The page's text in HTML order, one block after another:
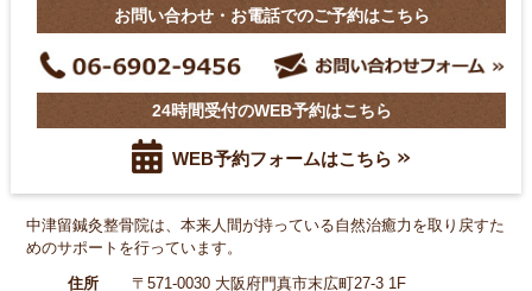
お問い合わせ・お電話でのご予約はこちら
24時間受付のWEB予約はこちら
WEB予約フォームはこちら
中津留鍼灸整骨院は、本来人間が持っている自然治癒力を取り戻すた
めのサポートを行っています。
住所 〒571-0030 大阪府門真市末広町27-3 1F